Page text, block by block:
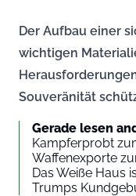
Der Aufbau einer
wichtigen
Souveränität
Gerade lesen
Kampferprobt
Waffenexporte
Das Weiße Haus
Trumps